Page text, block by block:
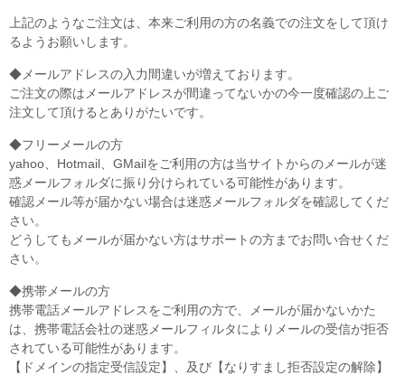
上記のようなご注文は、本来ご利用の方の名義での注文をして頂け
るようお願いします。
◆メールアドレスの入力間違いが増えております。
ご注文の際はメールアドレスが間違ってないかの今一度確認の上ご
注文して頂けるとありがたいです。
◆フリーメールの方
yahoo、Hotmail、GMailをご利用の方は当サイトからのメールが迷
惑メールフォルダに振り分けられている可能性があります。
確認メール等が届かない場合は迷惑メールフォルダを確認してくだ
さい。
どうしてもメールが届かない方はサポートの方までお問い合せくだ
さい。
◆携帯メールの方
携帯電話メールアドレスをご利用の方で、メールが届かないかた
は、携帯電話会社の迷惑メールフィルタによりメールの受信が拒否
されている可能性があります。
【ドメインの指定受信設定】、及び【なりすまし拒否設定の解除】